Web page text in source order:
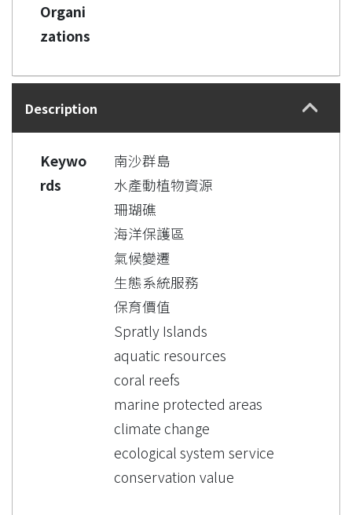
Organi
zations
Description
Keywo
rds
南沙群島
水產動植物資源
珊瑚礁
海洋保護區
氣候變遷
生態系統服務
保育價值
Spratly Islands
aquatic resources
coral reefs
marine protected areas
climate change
ecological system service
conservation value